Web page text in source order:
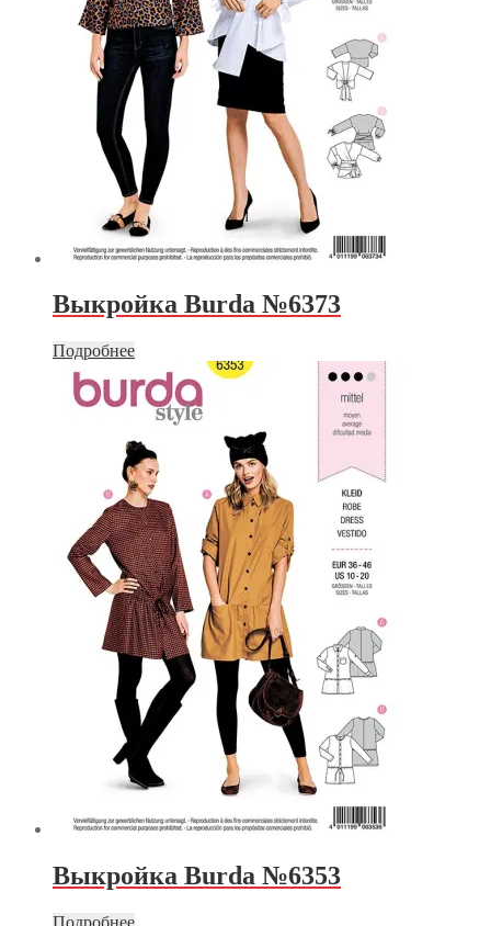
Выкройка Burda №6373
Подробнее
Выкройка Burda №6353